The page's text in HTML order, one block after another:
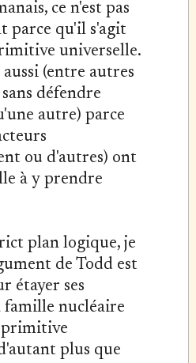
ce n'est pas
parce qu'il s'agit
universelle.
(entre autres
défendre
autre) parce
ou d'autres) ont
à y prendre
plan logique, je
de Todd est
étayer ses
famille nucléaire
primitive
plus que